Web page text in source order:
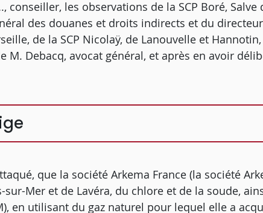
conseiller, les observations de la SCP Boré,
des douanes et droits indirects et du
de la SCP Nicolaÿ, de Lanouvelle et
M. Debacq, avocat général, et après en avoir
que la société Arkema France (la société
sur-Mer et de Lavéra, du chlore et de la soude,
en utilisant du gaz naturel pour lequel elle a